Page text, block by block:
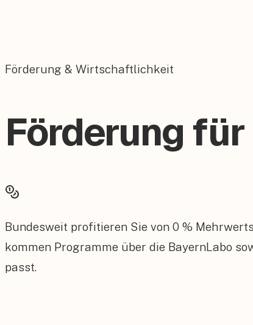
Förderung & Wirtschaftlichkeit
Förderung
Bundesweit profitieren Sie von 0 %
kommen Programme über die BayernLabo
passt.